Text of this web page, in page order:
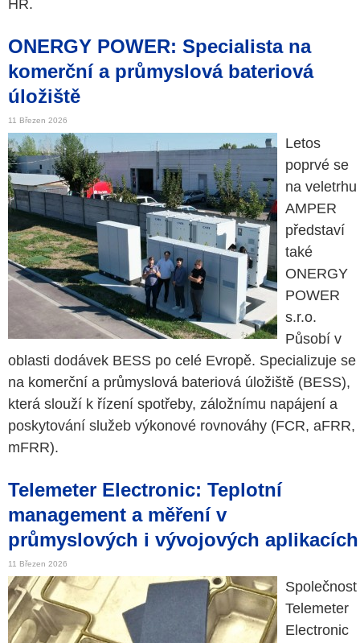
HR.
ONERGY POWER: Specialista na
komerční a průmyslová bateriová
úložiště
11 Březen 2026
Letos
poprvé se
na veletrhu
AMPER
představí
také
ONERGY
POWER
s.r.o.
Působí v
oblasti dodávek BESS po celé Evropě. Specializuje se
na komerční a průmyslová bateriová úložiště (BESS),
která slouží k řízení spotřeby, záložnímu napájení a
poskytování služeb výkonové rovnováhy (FCR, aFRR,
mFRR).
Telemeter Electronic: Teplotní
management a měření v
průmyslových i vývojových aplikacích
11 Březen 2026
Společnost
Telemeter
Electronic